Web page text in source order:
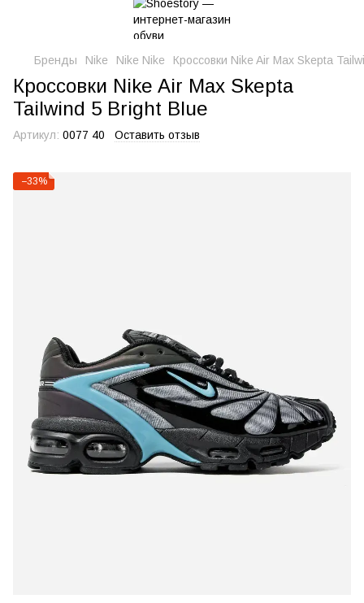
Бренды Nike Nike Nike Кроссовки Nike Air Max Skepta
Кроссовки Nike Air Max Skepta
Tailwind 5 Bright Blue
Артикул: 0077 40 Оставить отзыв
−33%